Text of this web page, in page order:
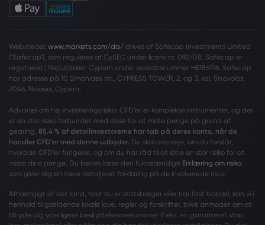
Webstedet www.markets.com/da/ drives af Safecap Investments Limited
(‘Safecap’), som reguleres af CySEC under licens nr. 092/08. Safecap er
registreret i Republikken Cypern under selskabsnummer HE186196. Safecap
har adresse på 10 Simonides str., CYPRESS TOWER, 2. og 3. sal, Strovolos,
2046, Nicosia, Cypern.
Advarsel om høj investeringsrisiko: CFD’er er komplekse instrumenter, og der
er en stor risiko forbundet med disse for at miste penge på grund af
gearing. 85.4 % af detailinvestorerne har tab på deres konto, når de
handler CFD’er med denne udbyder. Du skal overveje, om du forstår,
hvordan CFD’er fungerer, og om du har råd til at løbe en stor risiko for at
miste dine penge. Du bedes læse den fuldstændige Erklæring om risiko
som giver dig en mere detaljeret forklaring på de involverede risici.
Afhængigt af det land, hvor du er statsborger eller har fast bopæl, kan vi i
henhold til gældende lokale love, regler og forskrifter, blive anmodet om at
tilbyde dig yderligere beskyttelsesmekanismer (f.eks. en garanteret stop